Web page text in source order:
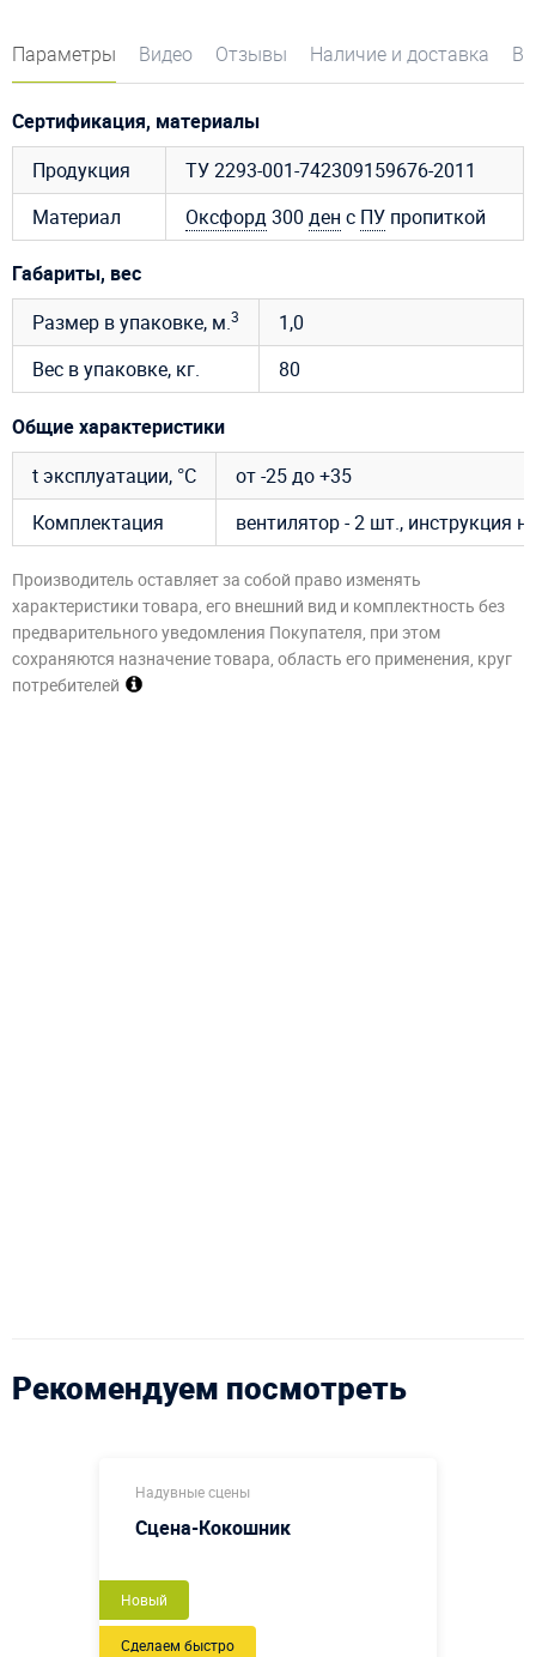
Параметры Видео Отзывы Наличие и доставка
Сертификация, материалы
Продукция
ТУ 2293-001-742309159676-2011
Материал
Оксфорд300 ден с ПУ пропиткой
Габариты, вес
Размер в упаковке, м.3
1,0
Вес в упаковке, кг.
80
Общие характеристики
t эксплуатации, °C
от -25 до +35
Комплектация
вентилятор - 2 шт., инструкция
Производитель оставляет за собой право изменять
характеристики товара, его внешний вид и комплектность без
предварительного уведомления Покупателя, при этом
сохраняются назначение товара, область его применения, круг
потребителей
Рекомендуем посмотреть
Надувные сцены
Сцена-Кокошник
Новый
Сделаем быстро